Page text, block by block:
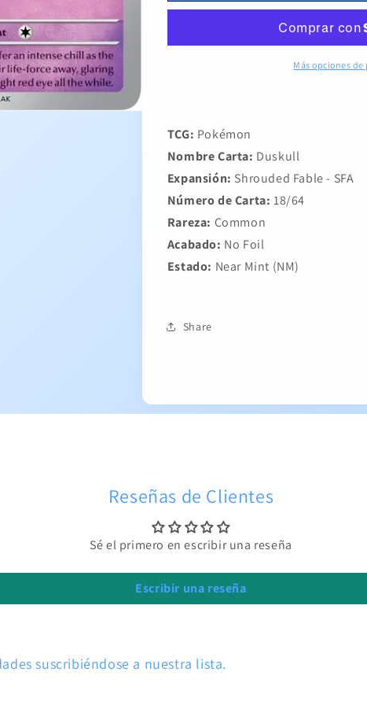
Más opciones de
TCG: Pokémon
Nombre Carta: Duskull
Expansión: Shrouded Fable - SFA
Número de Carta: 18/64
Rareza: Common
Acabado: No Foil
Estado: Near Mint (NM)
Share
Reseñas de Clientes
Sé el primero en escribir una reseña
Escribir una reseña
suscribiéndose a nuestra lista.